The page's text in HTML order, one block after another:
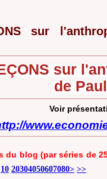
sur
sur
de
Voir
du blog (par séries de
10 20304050607080> >>